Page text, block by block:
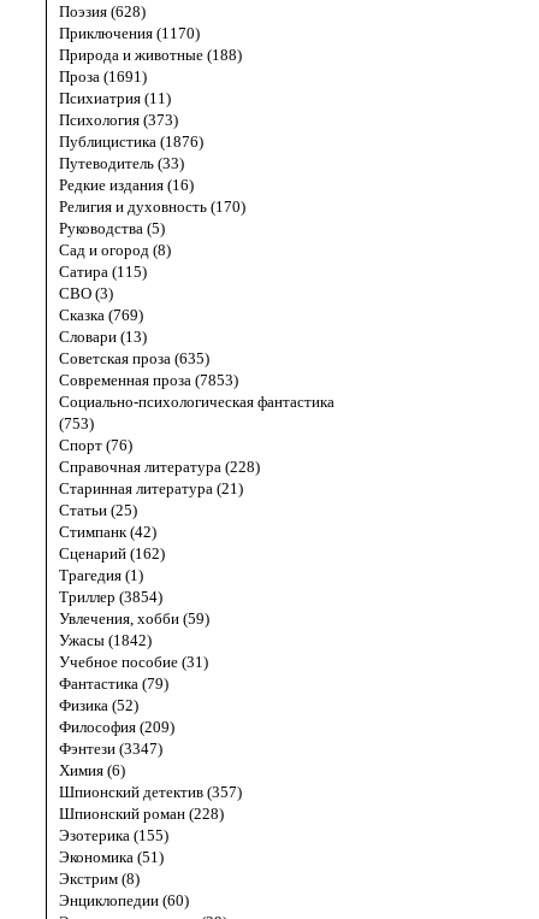
Поэзия (628)
Приключения (1170)
Природа и животные (188)
Проза (1691)
Психиатрия (11)
Психология (373)
Публицистика (1876)
Путеводитель (33)
Редкие издания (16)
Религия и духовность (170)
Руководства (5)
Сад и огород (8)
Сатира (115)
СВО (3)
Сказка (769)
Словари (13)
Советская проза (635)
Современная проза (7853)
Социально-психологическая фантастика
(753)
Спорт (76)
Справочная литература (228)
Старинная литература (21)
Статьи (25)
Стимпанк (42)
Сценарий (162)
Трагедия (1)
Триллер (3854)
Увлечения, хобби (59)
Ужасы (1842)
Учебное пособие (31)
Фантастика (79)
Физика (52)
Философия (209)
Фэнтези (3347)
Химия (6)
Шпионский детектив (357)
Шпионский роман (228)
Эзотерика (155)
Экономика (51)
Экстрим (8)
Энциклопедии (60)